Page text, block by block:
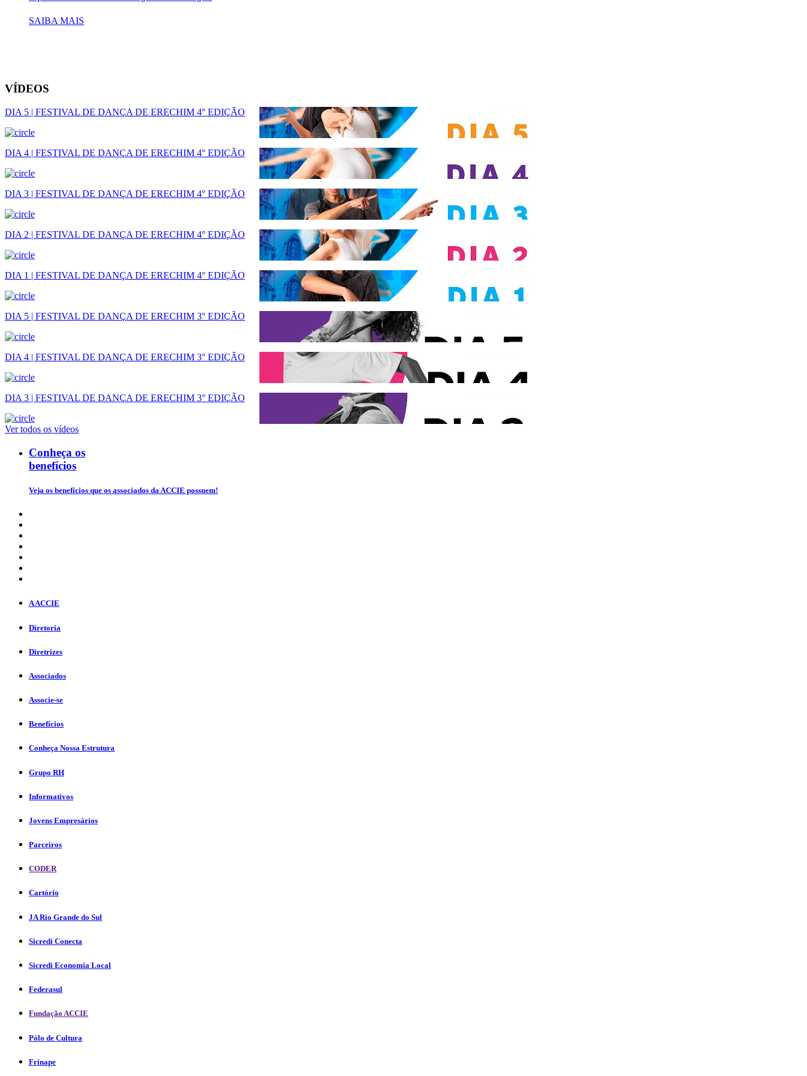
SAIBA MAIS
VÍDEOS
DIA 5 | FESTIVAL DE DANÇA DE ERECHIM 4° EDIÇÃO
DIA 4 | FESTIVAL DE DANÇA DE ERECHIM 4° EDIÇÃO
DIA 3 | FESTIVAL DE DANÇA DE ERECHIM 4° EDIÇÃO
DIA 2 | FESTIVAL DE DANÇA DE ERECHIM 4° EDIÇÃO
DIA 1 | FESTIVAL DE DANÇA DE ERECHIM 4° EDIÇÃO
DIA 5 | FESTIVAL DE DANÇA DE ERECHIM 3° EDIÇÃO
DIA 4 | FESTIVAL DE DANÇA DE ERECHIM 3° EDIÇÃO
DIA 3 | FESTIVAL DE DANÇA DE ERECHIM 3° EDIÇÃO
Ver todos os vídeos
Conheça os
benefícios
Veja os benefícios que os associados da ACCIE possuem!
A ACCIE
Diretoria
Diretrizes
Associados
Associe-se
Benefícios
Conheça Nossa Estrutura
Grupo RH
Informativos
Jovens Empresários
Parceiros
CODER
Cartório
JA Rio Grande do Sul
Sicredi Conecta
Sicredi Economia Local
Federasul
Fundação ACCIE
Pólo de Cultura
Frinape